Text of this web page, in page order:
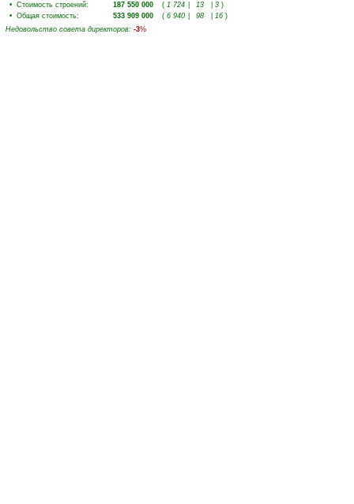
• Стоимость строений: 187 550 000 ( 1 724 13 3 )
• Общая стоимость: 533 909 000 ( 6 940 98 16 )
Недовольство совета директоров: -3%